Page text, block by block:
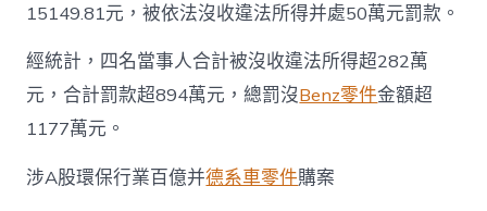
15149.81元，被依法沒收違法所得并處50萬元罰款。
經統計，四名當事人合計被沒收違法所得超282萬
元，合計罰款超894萬元，總罰沒Benz零件金額超
1177萬元。
涉A股環保行業百億并德系車零件購案